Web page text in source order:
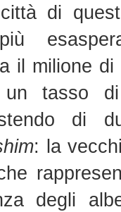
di
il milione
tasso
di
: la
degli